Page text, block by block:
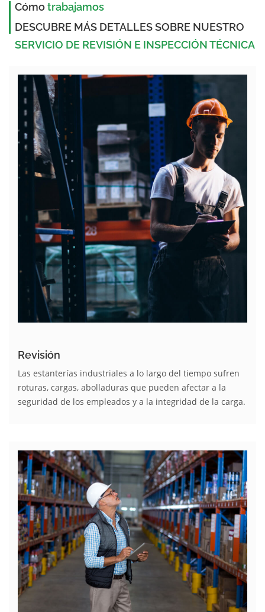
Cómotrabajamos
DESCUBRE MÁS DETALLES SOBRE NUESTRO
SERVICIO DE REVISIÓN E INSPECCIÓN TÉCNICA
Revisión
Las estanterías industriales a lo largo del tiempo sufren
roturas, cargas, abolladuras que pueden afectar a la
seguridad de los empleados y a la integridad de la carga.